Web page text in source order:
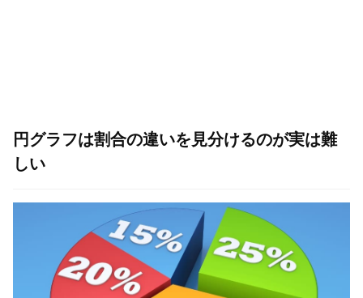
円グラフは割合の違いを見分けるのが実は難
しい